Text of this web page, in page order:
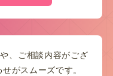
、ご相談内容がござ
がスムーズです。